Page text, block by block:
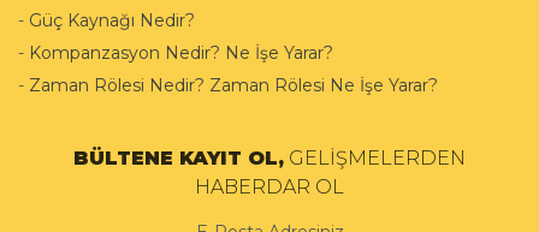
- Güç Kaynağı Nedir?
- Kompanzasyon Nedir? Ne İşe Yarar?
- Zaman Rölesi Nedir? Zaman Rölesi Ne İşe Yarar?
BÜLTENE KAYIT OL, GELİŞMELERDEN
HABERDAR OL